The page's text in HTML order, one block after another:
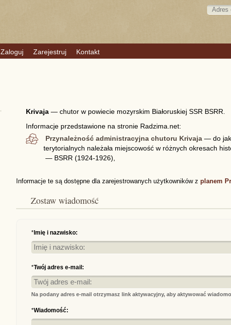
Zaloguj Zarejestruj Kontakt
Krivaja— chutor w powiecie mozyrskim Białoruskiej SSR BSRR.
Informacje przedstawione na stronie Radzima.net:
Przynależność administracyjna chutoru Krivaja — do
terytorialnych należała miejscowość w różnych okresach
— BSRR (1924-1926),
Informacje te są dostępne dla zarejestrowanych użytkowników z planem
Zostaw wiadomość
*Imię i nazwisko:
*Twój adres e-mail:
Na podany adres e-mail otrzymasz link aktywacyjny, aby aktywować
*Wiadomość: